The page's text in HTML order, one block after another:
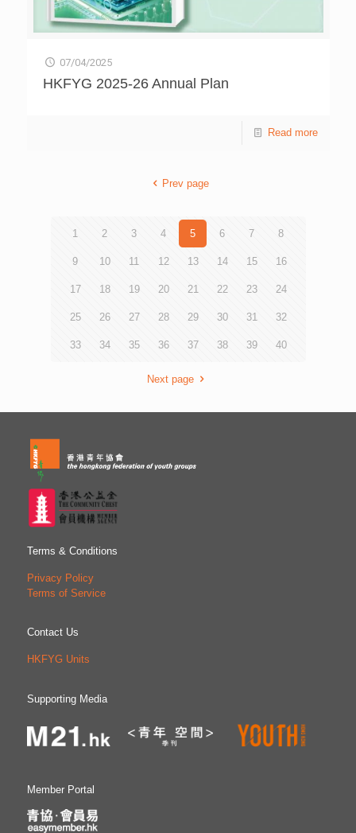
07/04/2025
HKFYG 2025-26 Annual Plan
Read more
Prev page
1 2 3 4 5 6 7 8
9 10 11 12 13 14 15 16
17 18 19 20 21 22 23 24
25 26 27 28 29 30 31 32
33 34 35 36 37 38 39 40
Next page
Terms & Conditions
Privacy Policy
Terms of Service
Contact Us
HKFYG Units
Supporting Media
Member Portal